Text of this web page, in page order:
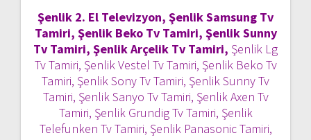
Şenlik 2. El Televizyon, Şenlik Samsung Tv
Tamiri, Şenlik Beko Tv Tamiri, Şenlik Sunny
Tv Tamiri, Şenlik Arçelik Tv Tamiri, Şenlik Lg
Tv Tamiri, Şenlik Vestel Tv Tamiri, Şenlik Beko Tv
Tamiri, Şenlik Sony Tv Tamiri, Şenlik Sunny Tv
Tamiri, Şenlik Sanyo Tv Tamiri, Şenlik Axen Tv
Tamiri, Şenlik Grundig Tv Tamiri, Şenlik
Telefunken Tv Tamiri, Şenlik Panasonic Tamiri,